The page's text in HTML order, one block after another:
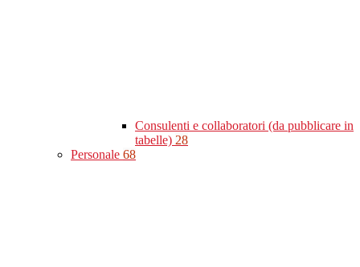
Consulenti e collaboratori (da pubblicare in
tabelle) 28
Personale 68